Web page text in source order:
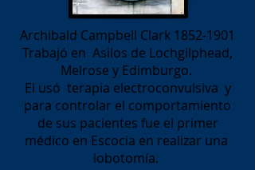
Archibald Campbell Clark 1852-1901
Trabajó en Asilos de Lochgilphead,
Melrose y Edimburgo.
El usó terapia electroconvulsiva y
para controlar el comportamiento
de sus pacientes fue el primer
médico en Escocia en realizar una
lobotomía.